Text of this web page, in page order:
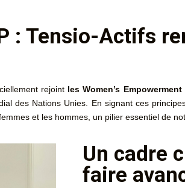
: Tensio-Actifs
rejoint les Women’s
des Nations Unies. En signant ces
et les hommes, un pilier essentiel de
Un cadre
faire